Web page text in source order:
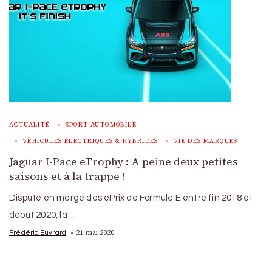
ACTUALITÉ SPORT AUTOMOBILE
VÉHICULES ÉLECTRIQUES & HYBRIDES VIE DES MARQUES
Jaguar I-Pace eTrophy : A peine deux petites
saisons et à la trappe !
Disputé en marge des ePrix de Formule E entre fin 2018 et
début 2020, la …
Frédéric Euvrard 21 mai 2020